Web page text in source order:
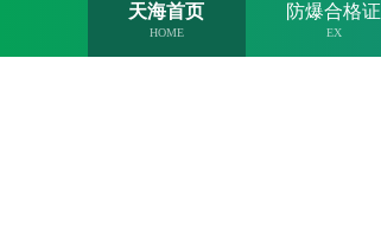
天海首页
HOME
防爆合格证
EX